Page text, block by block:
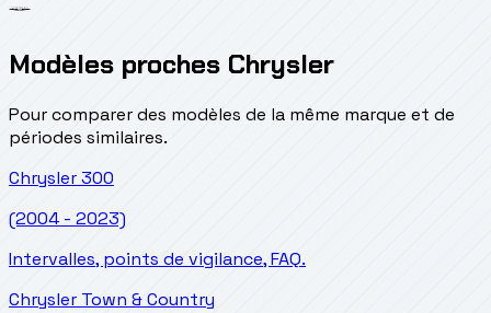
Modèles proches Chrysler
Pour comparer des modèles de la même marque et de
périodes similaires.
Chrysler300
(2004 - 2023)
Intervalles, points de vigilance, FAQ.
Chrysler Town & Country